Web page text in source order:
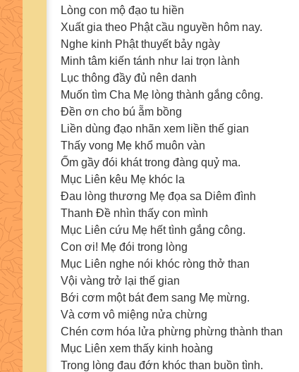
Lòng con mộ đạo tu hiền
Xuất gia theo Phật cầu nguyền hôm nay.
Nghe kinh Phật thuyết bảy ngày
Minh tâm kiến tánh như lai trọn lành
Lục thông đầy đủ nên danh
Muốn tìm Cha Mẹ lòng thành gắng công.
Đền ơn cho bú ẵm bồng
Liền dùng đạo nhãn xem liền thế gian
Thấy vong Mẹ khổ muôn vàn
Ốm gầy đói khát trong đàng quỷ ma.
Mục Liên kêu Mẹ khóc la
Đau lòng thương Mẹ đọa sa Diêm đình
Thanh Đề nhìn thấy con mình
Mục Liên cứu Mẹ hết tình gắng công.
Con ơi! Mẹ đói trong lòng
Mục Liên nghe nói khóc ròng thở than
Vội vàng trở lại thế gian
Bới cơm một bát đem sang Mẹ mừng.
Và cơm vô miệng nửa chừng
Chén cơm hóa lửa phừng phừng thành than
Mục Liên xem thấy kinh hoàng
Trong lòng đau đớn khóc than buồn tình.